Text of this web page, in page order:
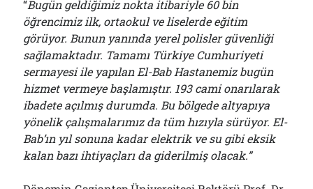
“Bugün geldiğimiz nokta itibariyle 60 bin
öğrencimiz ilk, ortaokul ve liselerde eğitim
görüyor. Bunun yanında yerel polisler güvenliği
sağlamaktadır. Tamamı Türkiye Cumhuriyeti
sermayesi ile yapılan El-Bab Hastanemiz bugün
hizmet vermeye başlamıştır. 193 cami onarılarak
ibadete açılmış durumda. Bu bölgede altyapıya
yönelik çalışmalarımız da tüm hızıyla sürüyor. El-
Bab’ın yıl sonuna kadar elektrik ve su gibi eksik
kalan bazı ihtiyaçları da giderilmiş olacak.”